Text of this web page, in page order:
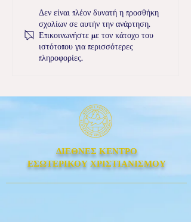
Δεν είναι πλέον δυνατή η προσθήκη
σχολίων σε αυτήν την ανάρτηση.
Επικοινωνήστε με τον κάτοχο του
ιστότοπου για περισσότερες
πληροφορίες.
ΔΙΕΘΝΕΣ ΚΕΝΤΡΟ
ΕΣΩΤΕΡΙΚΟΥ ΧΡΙΣΤΙΑΝΙΣΜΟΥ